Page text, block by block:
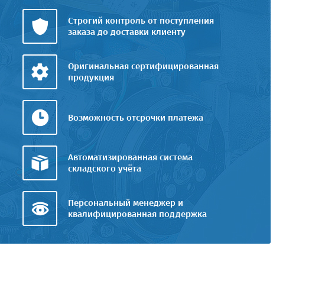
Строгий контроль от поступления
заказа до доставки клиенту
Оригинальная сертифицированная
продукция
Возможность отсрочки платежа
Автоматизированная система
складского учёта
Персональный менеджер и
квалифицированная поддержка